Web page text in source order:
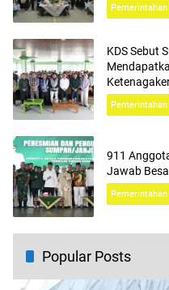
Pemerintahan
KDS Sebut
Pemerintahan
911
Jawab
Pemerintahan
Popular Posts